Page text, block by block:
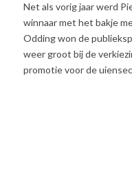
Net als vorig jaar werd
winnaar met het bakje
Odding won de
weer groot bij de
promotie voor de